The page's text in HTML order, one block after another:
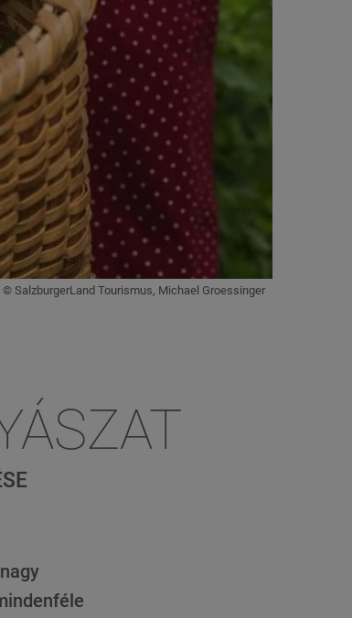
SalzburgerLand Tourismus, Michael Groessinger